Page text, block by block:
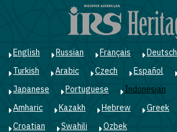
English Russian Français Deutsch
Turkish
Arabic Czech Español
Japanese
Portuguese Indonesian
Amharic
Kazakh Hebrew Greek
Croatian
Swahili Ozbek